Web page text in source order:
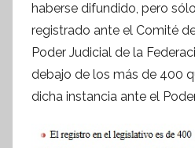
haberse difundido, pero
registrado ante el Comité
Poder Judicial de la
debajo de los más de 400
dicha instancia ante el